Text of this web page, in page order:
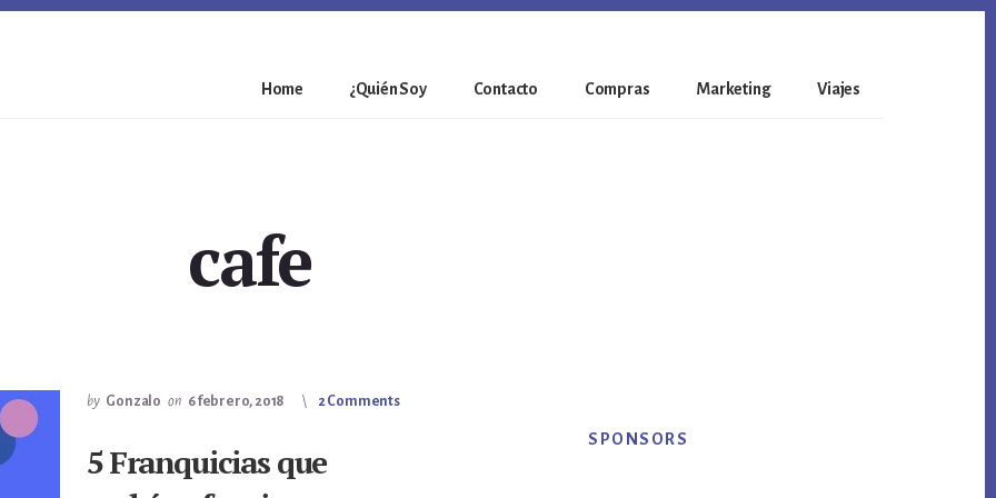
Home ¿Quién Soy Contacto Compras Marketing Viajes
cafe
by Gonzalo on 6 febrero, 2018 2 Comments
5 Franquicias que
Primary
SPONSORS